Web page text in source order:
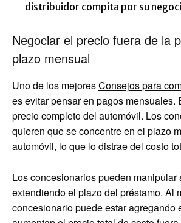
distribuidor compita por su
Negociar el precio fuera de la
plazo mensual
Uno de los mejoresConsejos para
es evitar pensar en pagos mensuales.
precio completo del automóvil. Los
quieren que se concentre en el plazo
automóvil, lo que lo distrae del costo
Los concesionarios pueden manipular
extendiendo el plazo del préstamo. Al
concesionario puede estar agregando